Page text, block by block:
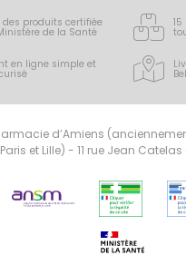
des produits certifiée
de la Santé
en ligne simple et
d’Amiens
et Lille) - 11 rue Jean